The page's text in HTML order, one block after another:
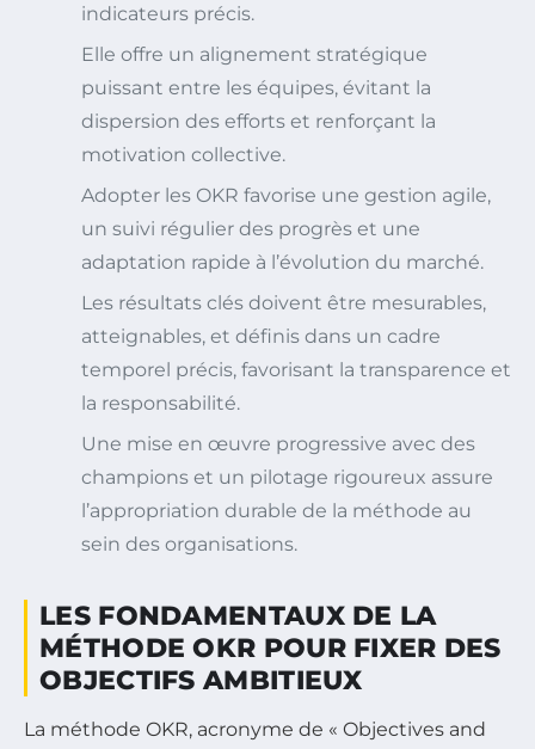
indicateurs précis.
Elle offre un alignement stratégique
puissant entre les équipes, évitant la
dispersion des efforts et renforçant la
motivation collective.
Adopter les OKR favorise une gestion agile,
un suivi régulier des progrès et une
adaptation rapide à l’évolution du marché.
Les résultats clés doivent être mesurables,
atteignables, et définis dans un cadre
temporel précis, favorisant la transparence et
la responsabilité.
Une mise en œuvre progressive avec des
champions et un pilotage rigoureux assure
l’appropriation durable de la méthode au
sein des organisations.
LES FONDAMENTAUX DE LA
MÉTHODE OKR POUR FIXER DES
OBJECTIFS AMBITIEUX
La méthode OKR, acronyme de « Objectives and